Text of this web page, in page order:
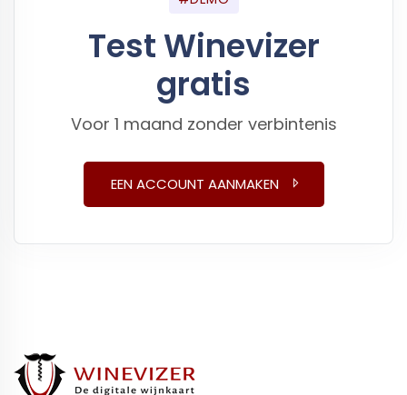
Test Winevizer
gratis
Voor 1 maand zonder verbintenis
EEN ACCOUNT AANMAKEN